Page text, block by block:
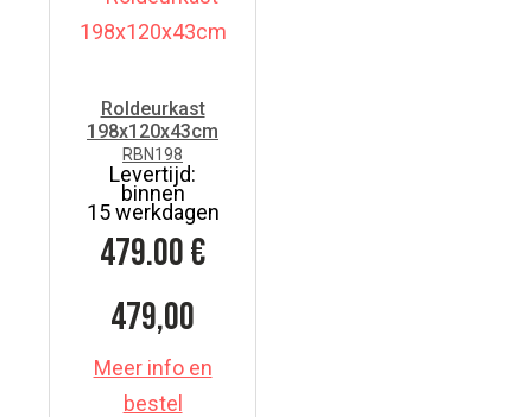
Roldeurkast
198x120x43cm
RBN198
Levertijd:
binnen
15 werkdagen
479.00€
479,00
Meer info en
bestel